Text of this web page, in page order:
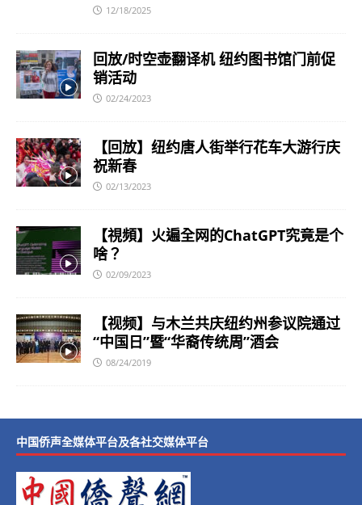
12/18/2025
回放/时空壶翻译机 纽约图书馆门前促
销活动
02/24/2023
【回放】纽约唐人街举行花车大游行庆
祝新春
02/13/2023
【視頻】火遍全网的ChatGPT究竟是个
啥？
02/09/2023
【视频】与木兰共庆纽约州参议院通过
“中国日”暨“华裔传统周”酒会
08/24/2019
中国侨声全媒体平台及各社交媒体平台